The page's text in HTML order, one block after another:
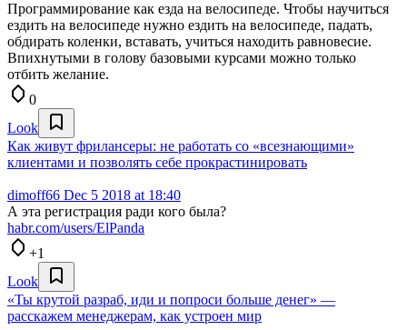
Программирование как езда на велосипеде. Чтобы научиться
ездить на велосипеде нужно ездить на велосипеде, падать,
обдирать коленки, вставать, учиться находить равновесие.
Впихнутыми в голову базовыми курсами можно только
отбить желание.
0
Look
Как живут фрилансеры: не работать сo «всезнающими»
клиентами и позволять себе прокрастинировать
dimoff66 Dec 5 2018 at 18:40
А эта регистрация ради кого была?
habr.com/users/ElPanda
+1
Look
«Ты крутой разраб, иди и попроси больше денег» —
расскажем менеджерам, как устроен мир